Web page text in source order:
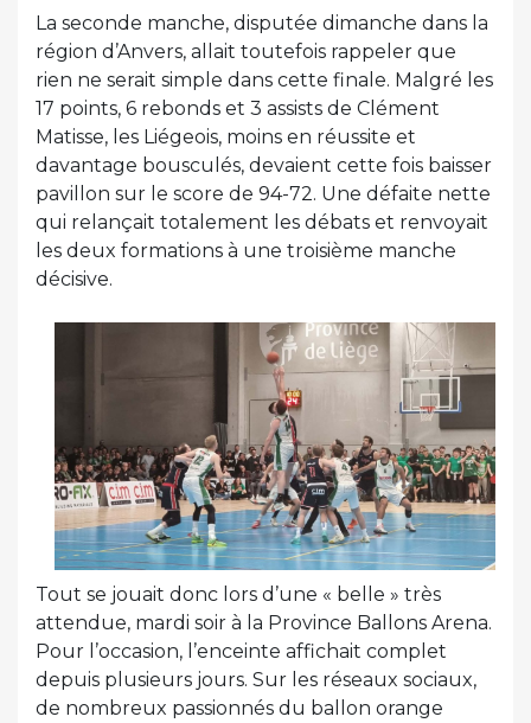
La seconde manche, disputée dimanche dans la
région d’Anvers, allait toutefois rappeler que
rien ne serait simple dans cette finale. Malgré les
17 points, 6 rebonds et 3 assists de Clément
Matisse, les Liégeois, moins en réussite et
davantage bousculés, devaient cette fois baisser
pavillon sur le score de 94-72. Une défaite nette
qui relançait totalement les débats et renvoyait
les deux formations à une troisième manche
décisive.
Tout se jouait donc lors d’une « belle » très
attendue, mardi soir à la Province Ballons Arena.
Pour l’occasion, l’enceinte affichait complet
depuis plusieurs jours. Sur les réseaux sociaux,
de nombreux passionnés du ballon orange